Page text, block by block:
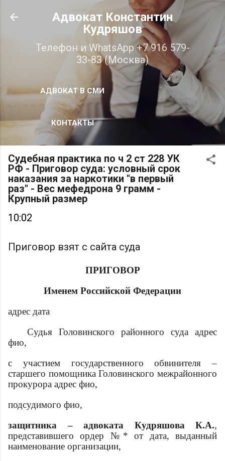
К основному контенту
Адвокат Константин
Кудряшов
Телефон и WhatsApp +7 916 579-
33-83 (Москва)
АДВОКАТ В СМИ
КОНТАКТЫ
Судебная практика по ч 2 ст 228 УК
РФ - Приговор суда: условный срок
наказания за наркотики "в первый
раз" - Вес мефедрона 9 грамм -
Крупный размер
10:02
Приговор взят с сайта суда
ПРИГОВОР
Именем Российской Федерации
адрес дата
Судья Головинского районного суда адрес
фио,
с участием государственного обвинителя –
старшего помощника Головинского межрайонного
прокурора адрес фио,
подсудимого фио,
защитника – адвоката Кудряшова К.А.,
представившего ордер №* от дата, выданный
наименование организации,